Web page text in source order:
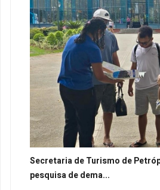
Secretaria de Turismo de
pesquisa de dema...